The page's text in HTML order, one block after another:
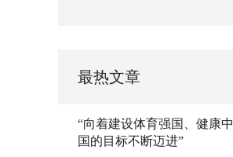
最热文章
“向着建设体育强国、健康中
国的目标不断迈进”